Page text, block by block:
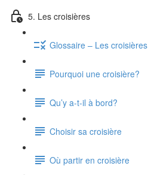
5. Les croisières
Glossaire – Les croisières
Pourquoi une croisière?
Qu’y a-t-il à bord?
Choisir sa croisière
Où partir en croisière